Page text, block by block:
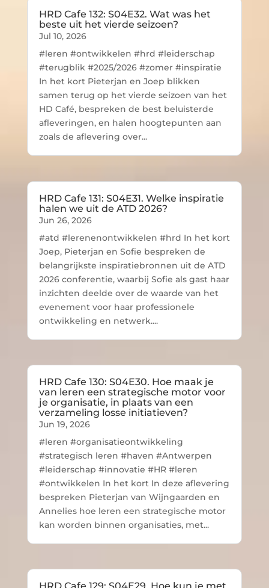
HRD Cafe 132: S04E32. Wat was het
beste uit het vierde seizoen?
Jul 10, 2026
#leren #ontwikkelen #hrd #leiderschap
#terugblik #2025/2026 #zomer #inspiratie
In het kort Pieterjan en Joep blikken
samen terug op het vierde seizoen van het
HD Café, bespreken de best beluisterde
afleveringen, en halen hoogtepunten aan
zoals de aflevering over...
HRD Cafe 131: S04E31. Welke inspiratie
halen we uit de ATD 2026?
Jun 26, 2026
#atd #lerenenontwikkelen #hrd In het kort
Joep, Pieterjan en Sofie bespreken de
belangrijkste inspiratiebronnen uit de ATD
2026 conferentie, waarbij Sofie als gast haar
inzichten deelde over de waarde van het
evenement voor haar professionele
ontwikkeling en netwerk....
HRD Cafe 130: S04E30. Hoe maak je
van leren een strategische motor voor
je organisatie, in plaats van een
verzameling losse initiatieven?
Jun 19, 2026
#leren #organisatieontwikkeling
#strategisch leren #haven #Antwerpen
#leiderschap #innovatie #HR #leren
#ontwikkelen In het kort In deze aflevering
bespreken Pieterjan van Wijngaarden en
Annelies hoe leren een strategische motor
kan worden binnen organisaties, met...